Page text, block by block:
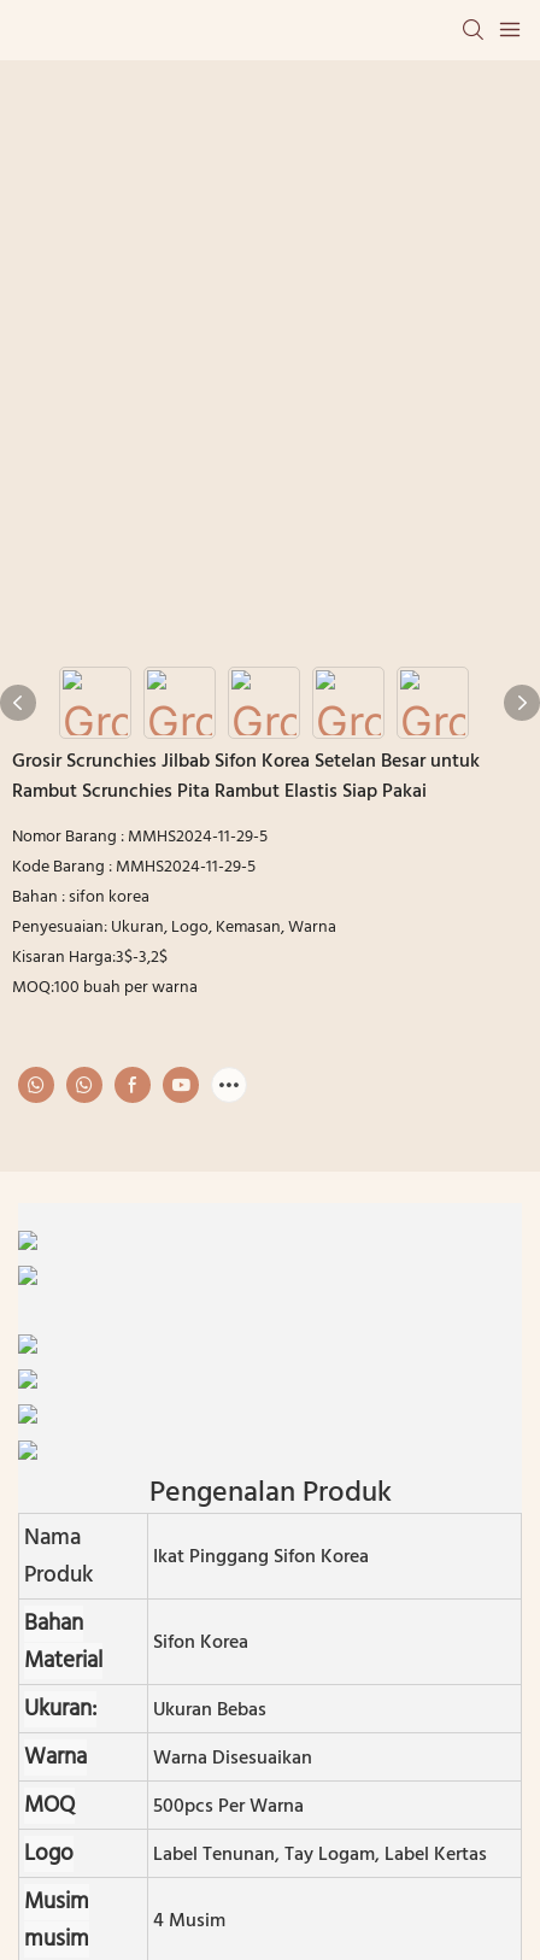
Grosir Scrunchies Jilbab Sifon Korea Setelan Besar untuk
Rambut Scrunchies Pita Rambut Elastis Siap Pakai
Nomor Barang : MMHS2024-11-29-5
Kode Barang : MMHS2024-11-29-5
Bahan : sifon korea
Penyesuaian: Ukuran, Logo, Kemasan, Warna
Kisaran Harga:3$-3,2$
MOQ:100 buah per warna
Pengenalan Produk
Nama
Produk
Ikat Pinggang Sifon Korea
Bahan
Material
Sifon Korea
Ukuran: Ukuran Bebas
Warna Warna Disesuaikan
MOQ 500pcs Per Warna
Logo Label Tenunan, Tay Logam, Label Kertas
Musim
musim
4 Musim